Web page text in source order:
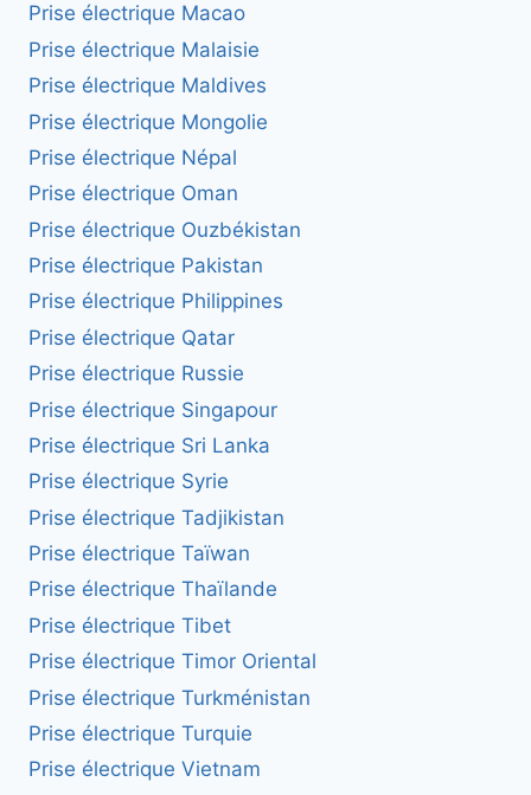
Prise électrique Macao
Prise électrique Malaisie
Prise électrique Maldives
Prise électrique Mongolie
Prise électrique Népal
Prise électrique Oman
Prise électrique Ouzbékistan
Prise électrique Pakistan
Prise électrique Philippines
Prise électrique Qatar
Prise électrique Russie
Prise électrique Singapour
Prise électrique Sri Lanka
Prise électrique Syrie
Prise électrique Tadjikistan
Prise électrique Taïwan
Prise électrique Thaïlande
Prise électrique Tibet
Prise électrique Timor Oriental
Prise électrique Turkménistan
Prise électrique Turquie
Prise électrique Vietnam